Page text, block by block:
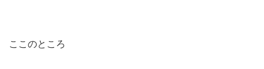
ここのところ